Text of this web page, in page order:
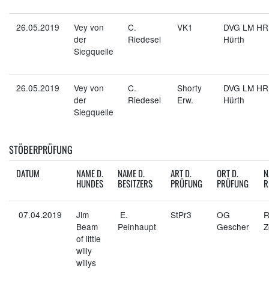
26.05.2019
Vey von
der
Siegquelle
C.
Riedesel
VK1
DVG LM
Hürth
26.05.2019
Vey von
der
Siegquelle
C.
Riedesel
Shorty
Erw.
DVG LM
Hürth
STÖBERPRÜFUNG
DATUM NAME D.
HUNDES
NAME D.
BESITZERS
ART D.
PRÜFUNG
ORT D.
PRÜFUNG
07.04.2019
Jim
Beam
of little
willy
willys
E.
Peinhaupt
StPr3
OG
Gescher